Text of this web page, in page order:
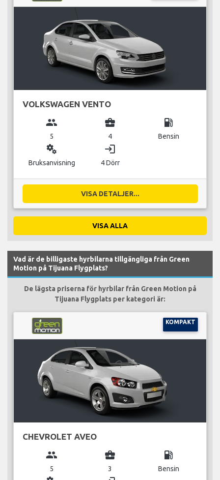
VOLKSWAGEN VENTO
group
5
business_center
4
local_gas_station
Bensin
miscellaneous_services
Bruksanvisning
login
4 Dörr
VISA DETALJER...
VISA ALLA
Vad är de billigaste hyrbilarna tillgängliga från Green
Motion på Tijuana Flygplats?
De lägsta priserna för hyrbilar från Green Motion på
Tijuana Flygplats per kategori är:
KOMPAKT
CHEVROLET AVEO
group
5
business_center
3
local_gas_station
Bensin